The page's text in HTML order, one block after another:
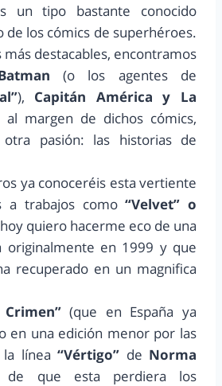
un tipo bastante conocido
los cómics de superhéroes.
más destacables, encontramos
(o los agentes de
), Capitán América y La
margen de dichos cómics,
pasión: las historias de
ya conoceréis esta vertiente
a trabajos como“Velvet” o
quiero hacerme eco de una
originalmente en 1999 y que
recuperado en un magnifica
(que en España ya
en una edición menor por las
la línea “Vértigo” de Norma
de que esta perdiera los